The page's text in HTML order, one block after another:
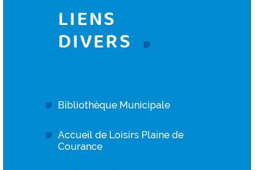
LIENS
DIVERS
Bibliothèque Municipale
Accueil de Loisirs Plaine de
Courance